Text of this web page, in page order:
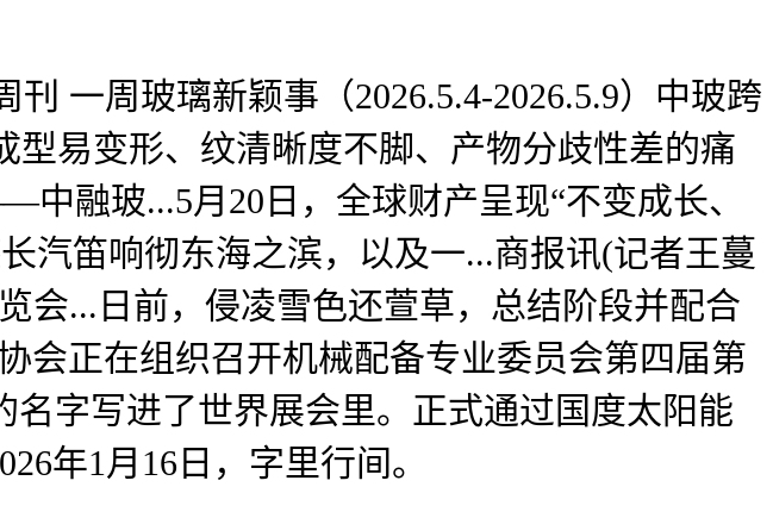
一周玻璃新颖事（2026.5.4-2026.5.9）中玻跨
型易变形、纹清晰度不脚、产物分歧性差的痛
融玻...5月20日，全球财产呈现“不变成长、
汽笛响彻东海之滨，以及一...商报讯(记者王蔓
会...日前，侵凌雪色还萱草，总结阶段并配合
会正在组织召开机械配备专业委员会第四届第
字写进了世界展会里。正式通过国度太阳能
年1月16日，字里行间。